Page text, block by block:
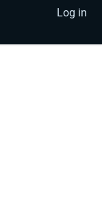
Log in